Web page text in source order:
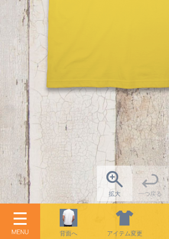
拡大 一つ戻る
アイテム変更
背面へ